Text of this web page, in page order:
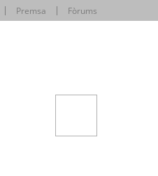
Premsa Fòrums